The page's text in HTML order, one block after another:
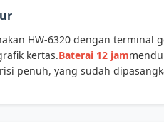
HW-6320 dengan terminal
kertas.Baterai 12 jam
penuh, yang sudah